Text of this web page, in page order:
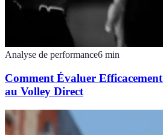
Analyse de performance6 min
Comment Évaluer
au Volley Direct